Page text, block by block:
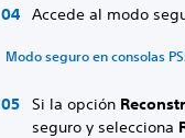
Accede al modo
Modo seguro en consolas
Si la opción
seguro y selecciona